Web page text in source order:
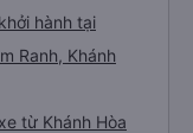
hành tại
Ranh, Khánh
từ Khánh Hòa